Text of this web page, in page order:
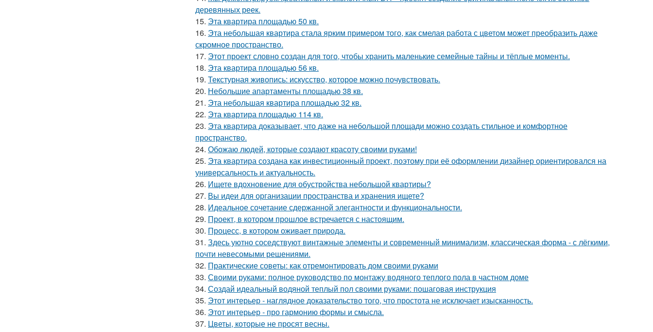
деревянных реек.
15. Эта квартира площадью 50 кв.
16. Эта небольшая квартира стала ярким примером того, как смелая работа с цветом может преобразить даже
скромное пространство.
17. Этот проект словно создан для того, чтобы хранить маленькие семейные тайны и тёплые моменты.
18. Эта квартира площадью 56 кв.
19. Текстурная живопись: искусство, которое можно почувствовать.
20. Небольшие апартаменты площадью 38 кв.
21. Эта небольшая квартира площадью 32 кв.
22. Эта квартира площадью 114 кв.
23. Эта квартира доказывает, что даже на небольшой площади можно создать стильное и комфортное
пространство.
24. Обожаю людей, которые создают красоту своими руками!
25. Эта квартира создана как инвестиционный проект, поэтому при её оформлении дизайнер ориентировался на
универсальность и актуальность.
26. Ищете вдохновение для обустройства небольшой квартиры?
27. Вы идеи для организации пространства и хранения ищете?
28. Идеальное сочетание сдержанной элегантности и функциональности.
29. Проект, в котором прошлое встречается с настоящим.
30. Процесс, в котором оживает природа.
31. Здесь уютно соседствуют винтажные элементы и современный минимализм, классическая форма - с лёгкими,
почти невесомыми решениями.
32. Практические советы: как отремонтировать дом своими руками
33. Своими руками: полное руководство по монтажу водяного теплого пола в частном доме
34. Создай идеальный водяной теплый пол своими руками: пошаговая инструкция
35. Этот интерьер - наглядное доказательство того, что простота не исключает изысканность.
36. Этот интерьер - про гармонию формы и смысла.
37. Цветы, которые не просят весны.